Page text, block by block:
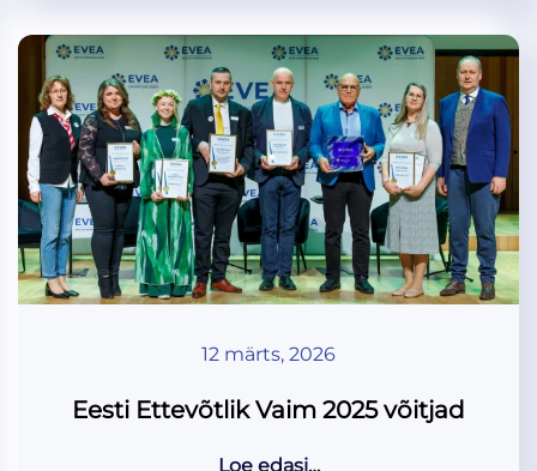
12 märts, 2026
Eesti Ettevõtlik Vaim 2025 võitjad
Loe edasi…